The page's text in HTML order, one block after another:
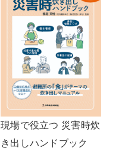
現場で役立つ 災害時炊
き出しハンドブック